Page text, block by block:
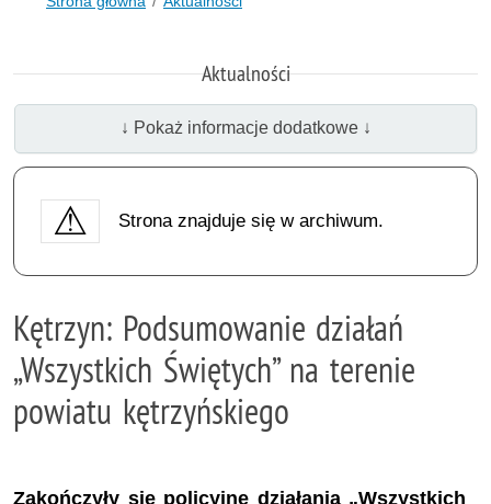
Aktualności
↓ Pokaż informacje dodatkowe ↓
Strona znajduje się w archiwum.
Kętrzyn: Podsumowanie działań
„Wszystkich Świętych” na terenie
powiatu kętrzyńskiego
Zakończyły się policyjne działania „Wszystkich